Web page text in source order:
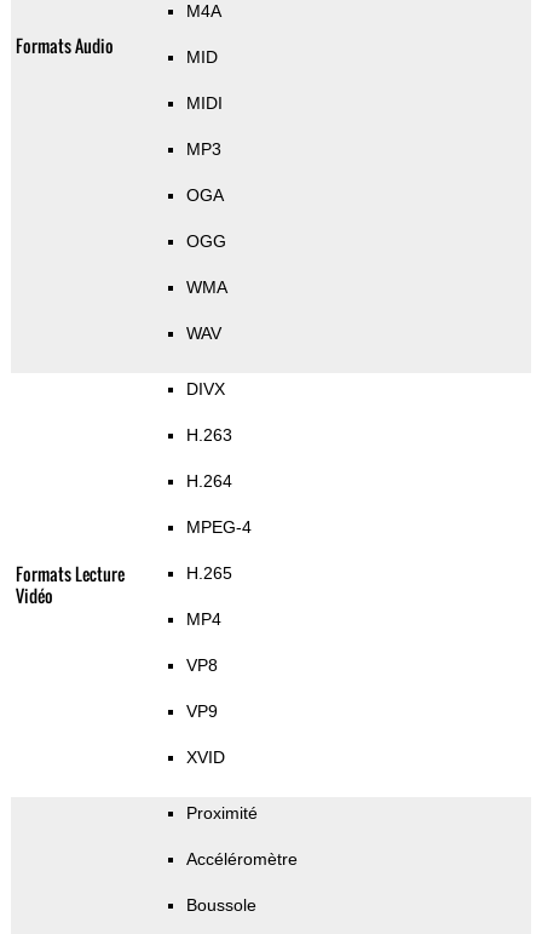
Formats Audio
M4A
MID
MIDI
MP3
OGA
OGG
WMA
WAV
Formats Lecture
Vidéo
DIVX
H.263
H.264
MPEG-4
H.265
MP4
VP8
VP9
XVID
Proximité
Accéléromètre
Boussole